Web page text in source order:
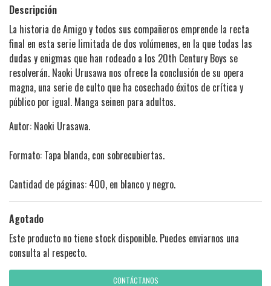
Descripción
La historia de Amigo y todos sus compañeros emprende la recta
final en esta serie limitada de dos volúmenes, en la que todas las
dudas y enigmas que han rodeado a los 20th Century Boys se
resolverán. Naoki Urusawa nos ofrece la conclusión de su opera
magna, una serie de culto que ha cosechado éxitos de crítica y
público por igual. Manga seinen para adultos.
Autor: Naoki Urasawa.
Formato: Tapa blanda, con sobrecubiertas.
Cantidad de páginas: 400, en blanco y negro.
Agotado
Este producto no tiene stock disponible. Puedes enviarnos una
consulta al respecto.
CONTÁCTANOS